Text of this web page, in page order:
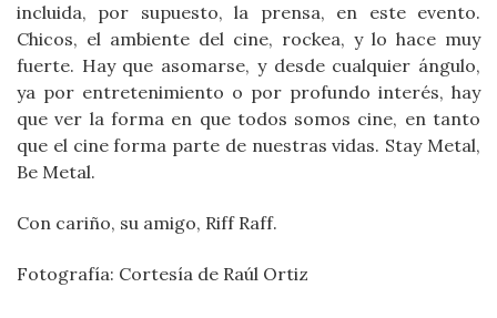
incluida, por supuesto, la prensa, en este evento.
Chicos, el ambiente del cine, rockea, y lo hace muy
fuerte. Hay que asomarse, y desde cualquier ángulo,
ya por entretenimiento o por profundo interés, hay
que ver la forma en que todos somos cine, en tanto
que el cine forma parte de nuestras vidas. Stay Metal,
Be Metal.
Con cariño, su amigo, Riff Raff.
Fotografía: Cortesía de Raúl Ortiz